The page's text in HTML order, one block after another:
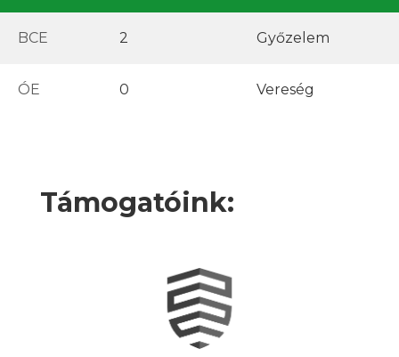
BCE 2 Győzelem
ÓE 0 Vereség
Támogatóink: